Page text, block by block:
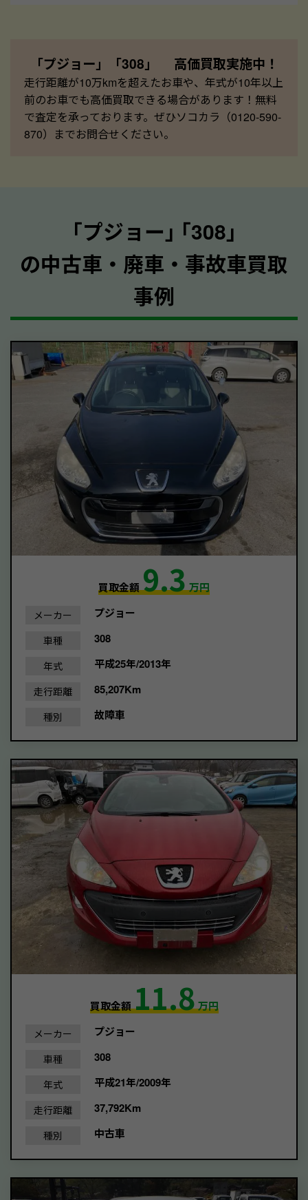
「プジョー」「308」 高価買取実施中！
走行距離が10万kmを超えたお車や、年式が10年以上
前のお車でも高価買取できる場合があります！無料
で査定を承っております。ぜひソコカラ（0120-590-
870）までお問合せください。
｢プジョー｣ ｢308｣
の中古車・廃車・事故車買取
事例
買取金額9.3万円
メーカー プジョー
車種 308
年式 平成25年/2013年
走行距離 85,207Km
種別 故障車
買取金額11.8万円
メーカー プジョー
車種 308
年式 平成21年/2009年
走行距離 37,792Km
種別 中古車